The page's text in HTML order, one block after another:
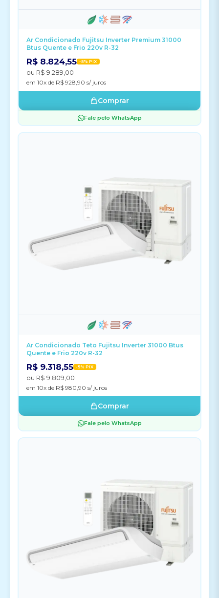
Ar Condicionado Fujitsu Inverter Premium 31000
Btus Quente e Frio 220v R-32
R$ 8.824,55 -5% PIX
ou R$ 9.289,00
em 10x de R$ 928,90 s/ juros
Comprar
Fale pelo WhatsApp
Ar Condicionado Teto Fujitsu Inverter 31000 Btus
Quente e Frio 220v R-32
R$ 9.318,55 -5% PIX
ou R$ 9.809,00
em 10x de R$ 980,90 s/ juros
Comprar
Fale pelo WhatsApp